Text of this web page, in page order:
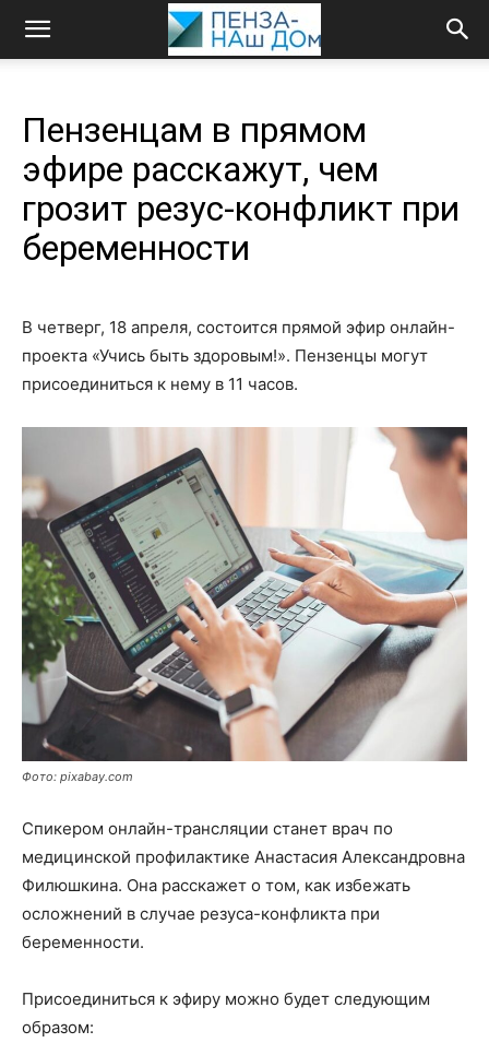
Пензенцам в прямом
эфире расскажут, чем
грозит резус-конфликт при
беременности
В четверг, 18 апреля, состоится прямой эфир онлайн-
проекта «Учись быть здоровым!». Пензенцы могут
присоединиться к нему в 11 часов.
Фото: pixabay.com
Спикером онлайн-трансляции станет врач по
медицинской профилактике Анастасия Александровна
Филюшкина. Она расскажет о том, как избежать
осложнений в случае резуса-конфликта при
беременности.
Присоединиться к эфиру можно будет следующим
образом: